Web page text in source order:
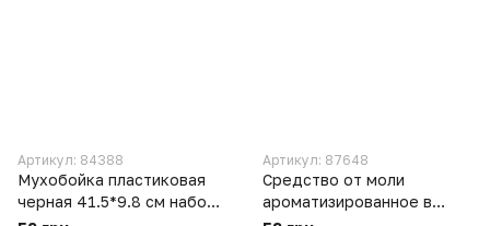
Артикул: 84388
Мухобойка пластиковая
черная 41.5*9.8 см набор
Артикул: 87648
Средство от моли
ароматизированное в